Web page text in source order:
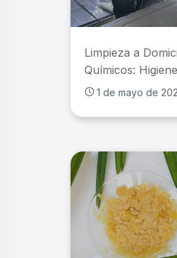
Limpieza a
Químicos:
1 de mayo de